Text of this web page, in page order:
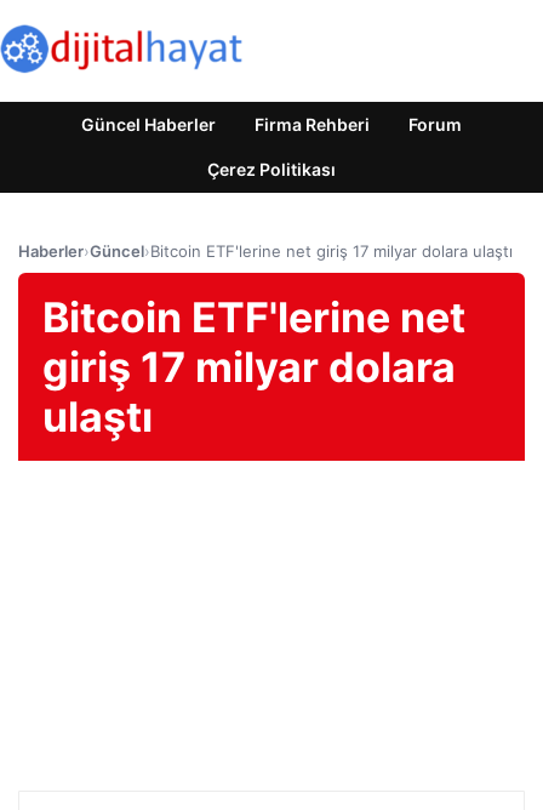
Güncel Haberler Firma Rehberi Forum
Çerez Politikası
Haberler›Güncel›Bitcoin ETF'lerine net giriş 17 milyar dolara ulaştı
Bitcoin ETF'lerine net
giriş 17 milyar dolara
ulaştı